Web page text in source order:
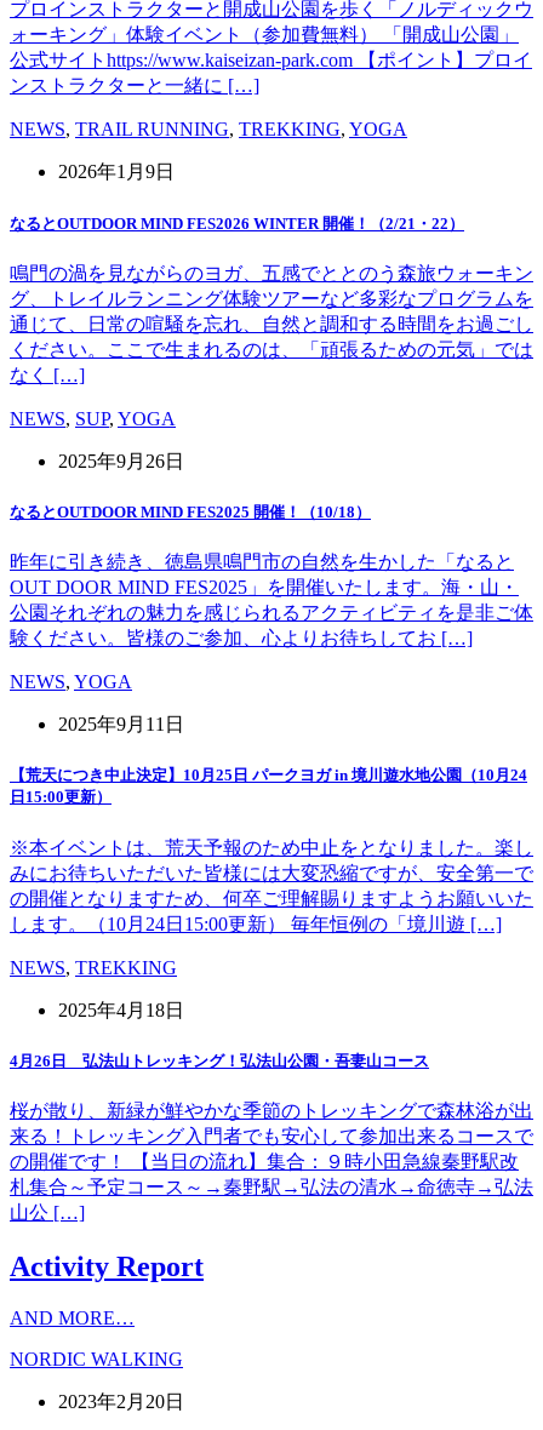
プロインストラクターと開成山公園を歩く「ノルディックウ
ォーキング」体験イベント（参加費無料） 「開成山公園」
公式サイトhttps://www.kaiseizan-park.com 【ポイント】プロイ
ンストラクターと一緒に […]
NEWS, TRAIL RUNNING, TREKKING, YOGA
2026年1月9日
なるとOUTDOOR MIND FES2026 WINTER 開催！（2/21・22）
鳴門の渦を見ながらのヨガ、五感でととのう森旅ウォーキン
グ、トレイルランニング体験ツアーなど多彩なプログラムを
通じて、日常の喧騒を忘れ、自然と調和する時間をお過ごし
ください。ここで生まれるのは、「頑張るための元気」では
なく […]
NEWS, SUP, YOGA
2025年9月26日
なるとOUTDOOR MIND FES2025 開催！（10/18）
昨年に引き続き、徳島県鳴門市の自然を生かした「なると
OUT DOOR MIND FES2025」を開催いたします。海・山・
公園それぞれの魅力を感じられるアクティビティを是非ご体
験ください。皆様のご参加、心よりお待ちしてお […]
NEWS, YOGA
2025年9月11日
【荒天につき中止決定】10月25日 パークヨガ in 境川遊水地公園（10月24
日15:00更新）
※本イベントは、荒天予報のため中止をとなりました。楽し
みにお待ちいただいた皆様には大変恐縮ですが、安全第一で
の開催となりますため、何卒ご理解賜りますようお願いいた
します。（10月24日15:00更新） 毎年恒例の「境川遊 […]
NEWS, TREKKING
2025年4月18日
4月26日 弘法山トレッキング！弘法山公園・吾妻山コース
桜が散り、新緑が鮮やかな季節のトレッキングで森林浴が出
来る！トレッキング入門者でも安心して参加出来るコースで
の開催です！ 【当日の流れ】集合：９時小田急線秦野駅改
札集合～予定コース～→秦野駅→弘法の清水→命徳寺→弘法
山公 […]
Activity Report
AND MORE…
NORDIC WALKING
2023年2月20日